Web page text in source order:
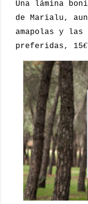
Una lámina
de Marialu,
amapolas y las
preferidas, 15€